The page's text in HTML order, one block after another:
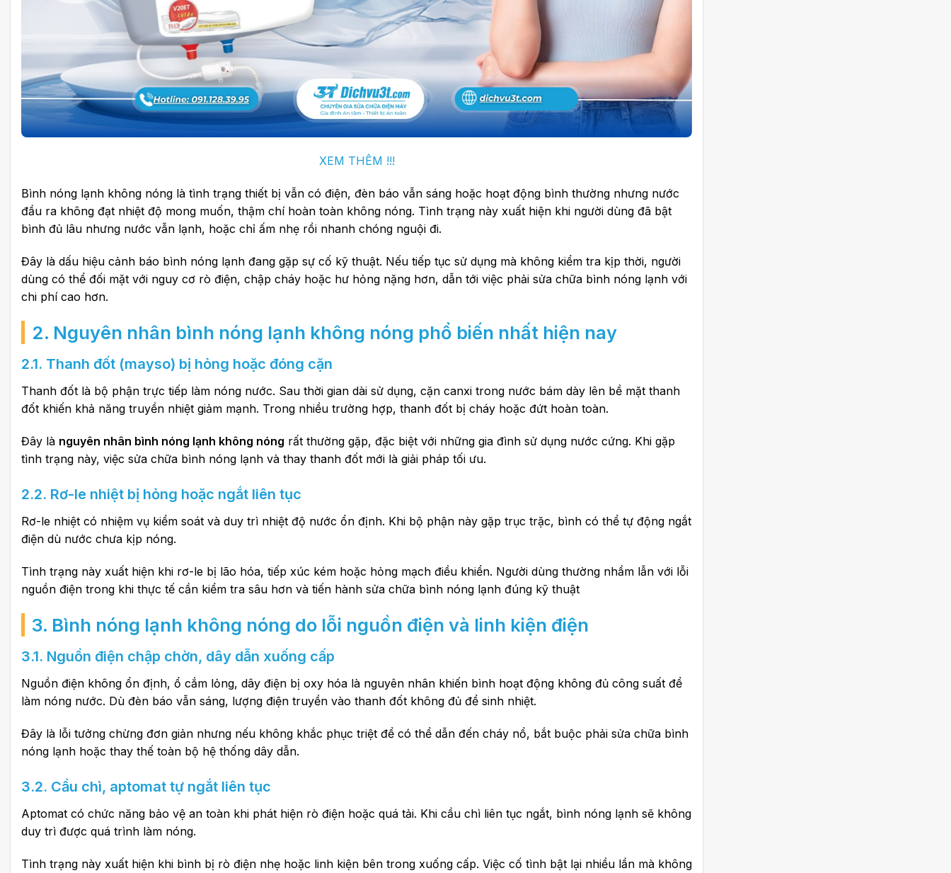
XEM THÊM !!!
Bình nóng lạnh không nóng là tình trạng thiết bị vẫn có điện, đèn báo vẫn sáng hoặc hoạt động bình thường nhưng nước
đầu ra không đạt nhiệt độ mong muốn, thậm chí hoàn toàn không nóng. Tình trạng này xuất hiện khi người dùng đã bật
bình đủ lâu nhưng nước vẫn lạnh, hoặc chỉ ấm nhẹ rồi nhanh chóng nguội đi.
Đây là dấu hiệu cảnh báo bình nóng lạnh đang gặp sự cố kỹ thuật. Nếu tiếp tục sử dụng mà không kiểm tra kịp thời, người
dùng có thể đối mặt với nguy cơ rò điện, chập cháy hoặc hư hỏng nặng hơn, dẫn tới việc phải sửa chữa bình nóng lạnh với
chi phí cao hơn.
2. Nguyên nhân bình nóng lạnh không nóng phổ biến nhất hiện nay
2.1. Thanh đốt (mayso) bị hỏng hoặc đóng cặn
Thanh đốt là bộ phận trực tiếp làm nóng nước. Sau thời gian dài sử dụng, cặn canxi trong nước bám dày lên bề mặt thanh
đốt khiến khả năng truyền nhiệt giảm mạnh. Trong nhiều trường hợp, thanh đốt bị cháy hoặc đứt hoàn toàn.
Đây là nguyên nhân bình nóng lạnh không nóng rất thường gặp, đặc biệt với những gia đình sử dụng nước cứng. Khi gặp
tình trạng này, việc sửa chữa bình nóng lạnh và thay thanh đốt mới là giải pháp tối ưu.
2.2. Rơ-le nhiệt bị hỏng hoặc ngắt liên tục
Rơ-le nhiệt có nhiệm vụ kiểm soát và duy trì nhiệt độ nước ổn định. Khi bộ phận này gặp trục trặc, bình có thể tự động ngắt
điện dù nước chưa kịp nóng.
Tình trạng này xuất hiện khi rơ-le bị lão hóa, tiếp xúc kém hoặc hỏng mạch điều khiển. Người dùng thường nhầm lẫn với lỗi
nguồn điện trong khi thực tế cần kiểm tra sâu hơn và tiến hành sửa chữa bình nóng lạnh đúng kỹ thuật
3. Bình nóng lạnh không nóng do lỗi nguồn điện và linh kiện điện
3.1. Nguồn điện chập chờn, dây dẫn xuống cấp
Nguồn điện không ổn định, ổ cắm lỏng, dây điện bị oxy hóa là nguyên nhân khiến bình hoạt động không đủ công suất để
làm nóng nước. Dù đèn báo vẫn sáng, lượng điện truyền vào thanh đốt không đủ để sinh nhiệt.
Đây là lỗi tưởng chừng đơn giản nhưng nếu không khắc phục triệt để có thể dẫn đến cháy nổ, bắt buộc phải sửa chữa bình
nóng lạnh hoặc thay thế toàn bộ hệ thống dây dẫn.
3.2. Cầu chì, aptomat tự ngắt liên tục
Aptomat có chức năng bảo vệ an toàn khi phát hiện rò điện hoặc quá tải. Khi cầu chì liên tục ngắt, bình nóng lạnh sẽ không
duy trì được quá trình làm nóng.
Tình trạng này xuất hiện khi bình bị rò điện nhẹ hoặc linh kiện bên trong xuống cấp. Việc cố tình bật lại nhiều lần mà không